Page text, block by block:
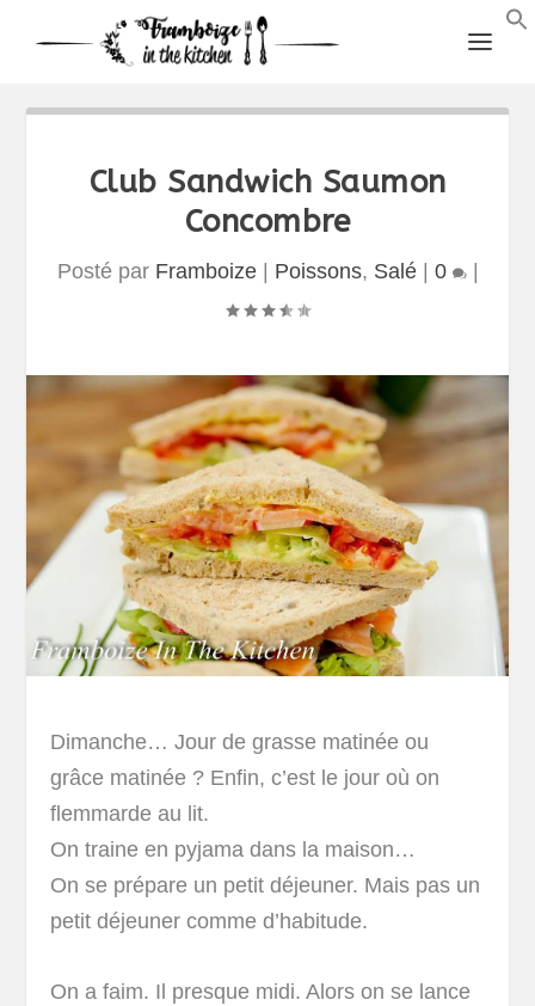
Club Sandwich Saumon
Concombre
Posté par Framboize| Poissons, Salé| 0 |
Dimanche… Jour de grasse matinée ou
grâce matinée ? Enfin, c’est le jour où on
flemmarde au lit.
On traine en pyjama dans la maison…
On se prépare un petit déjeuner. Mais pas un
petit déjeuner comme d’habitude.
On a faim. Il presque midi. Alors on se lance